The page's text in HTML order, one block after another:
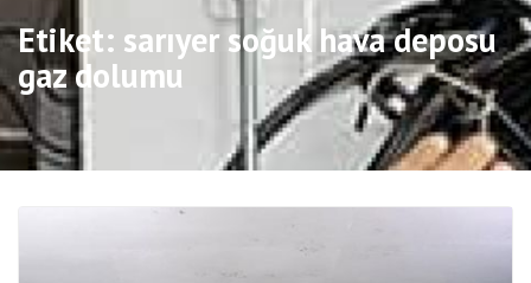
Etiket: sarıyer soğuk hava deposu
gaz dolumu